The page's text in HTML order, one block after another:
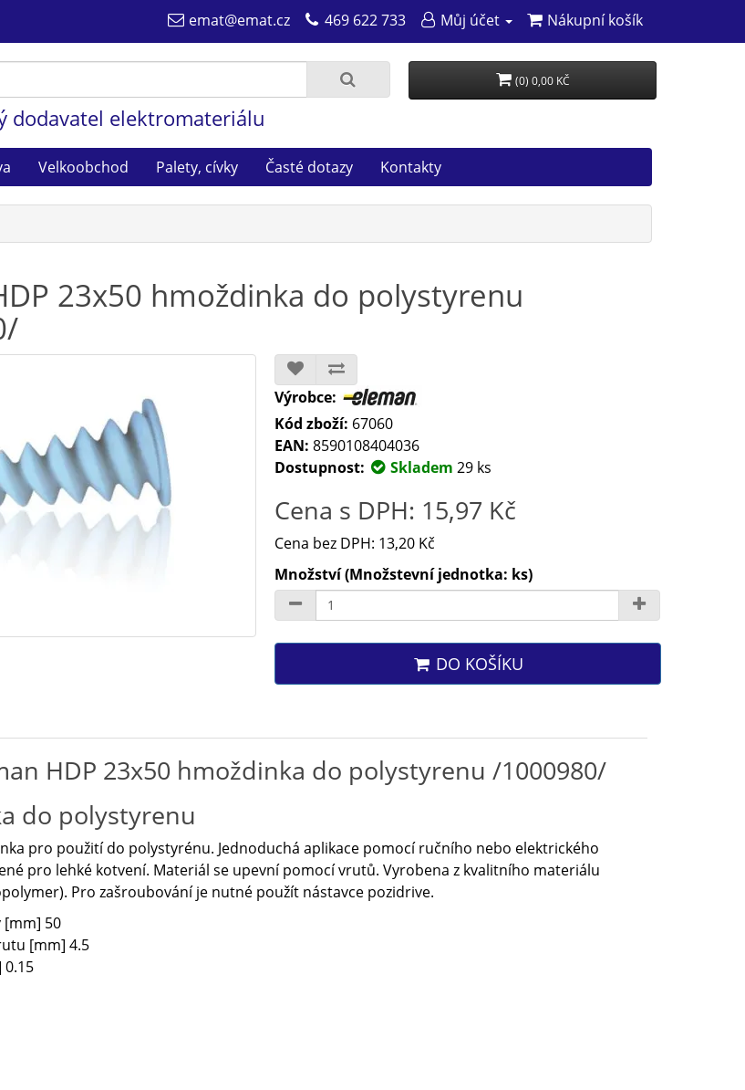
emat@emat.cz 469 622 733 Můj účet Nákupní košík
dodavatel elektromateriálu
(0) 0,00 KČ
Velkoobchod Palety, cívky Časté dotazy Kontakty
23x50 hmoždinka do polystyrenu
Výrobce:
Kód zboží: 67060
EAN: 8590108404036
Dostupnost:
Skladem 29 ks
Cena s DPH: 15,97 Kč
Cena bez DPH: 13,20 Kč
Množství (Množstevní jednotka: ks)
DO KOŠÍKU
HDP 23x50 hmoždinka do polystyrenu /1000980/
do polystyrenu
pro použití do polystyrénu. Jednoduchá aplikace pomocí ručního nebo elektrického
pro lehké kotvení. Materiál se upevní pomocí vrutů. Vyrobena z kvalitního materiálu
Pro zašroubování je nutné použít nástavce pozidrive.
[mm] 50
[mm] 4.5
0.15